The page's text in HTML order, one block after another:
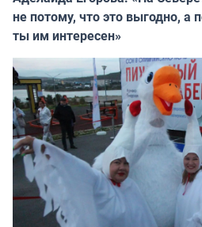
не потому, что это выгодно, а
ты им интересен»